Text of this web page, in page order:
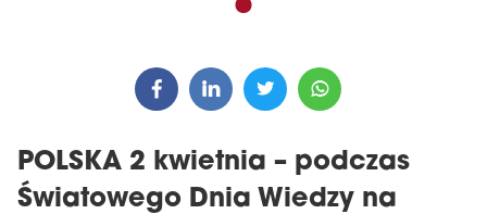
POLSKA 2 kwietnia – podczas
Światowego Dnia Wiedzy na